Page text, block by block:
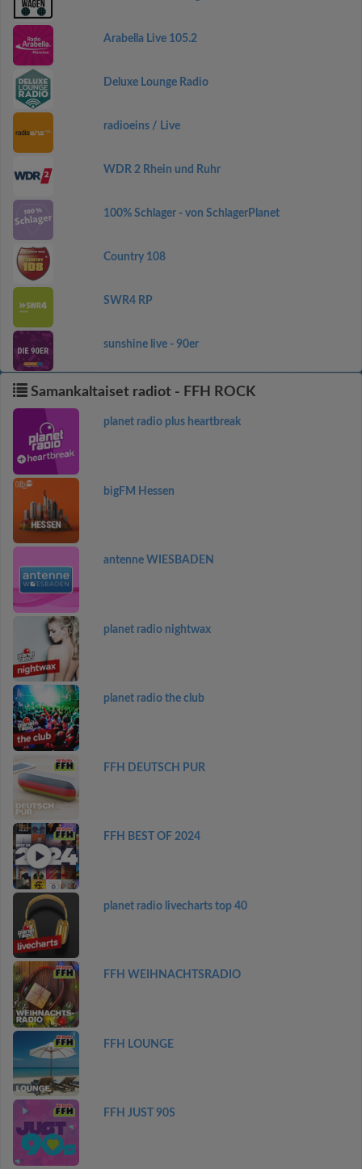
Arabella Live 105.2
Deluxe Lounge Radio
radioeins / Live
WDR 2 Rhein und Ruhr
100% Schlager - von SchlagerPlanet
Country 108
SWR4 RP
sunshine live - 90er
Samankaltaiset radiot - FFH ROCK
planet radio plus heartbreak
bigFM Hessen
antenne WIESBADEN
planet radio nightwax
planet radio the club
FFH DEUTSCH PUR
FFH BEST OF 2024
planet radio livecharts top 40
FFH WEIHNACHTSRADIO
FFH LOUNGE
FFH JUST 90S